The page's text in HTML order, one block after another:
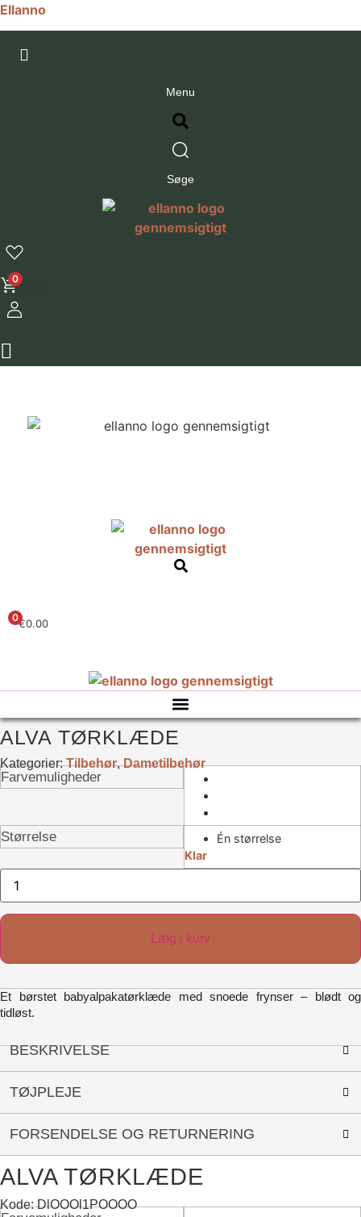
Ellanno
Menu
Søge
0€
0€0.00
ALVA TØRKLÆDE
Kategorier:Tilbehør,Dametilbehør
Farvemuligheder
Størrelse
Én størrelse
Klar
Alva
Tørklæde
antal
Læg i kurv
Et børstet babyalpakatørklæde med snoede frynser – blødt og
tidløst.
BESKRIVELSE
TØJPLEJE
FORSENDELSE OG RETURNERING
ALVA TØRKLÆDE
Kode: DlOOOl1POOOO